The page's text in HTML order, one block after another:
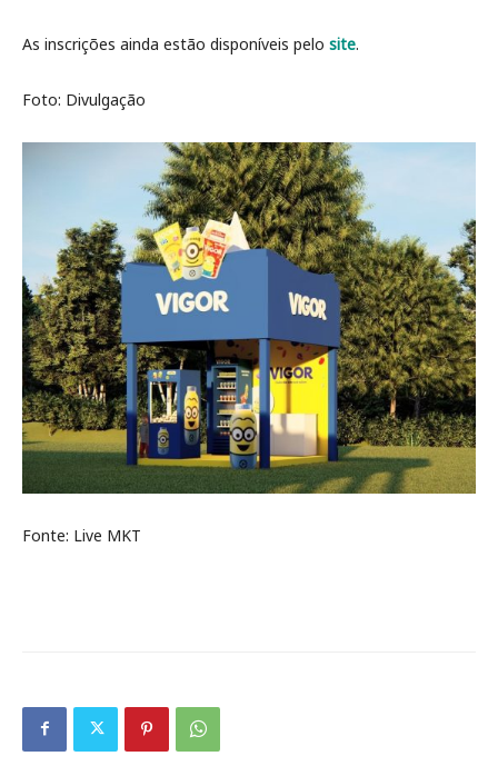
As inscrições ainda estão disponíveis pelo site.
Foto: Divulgação
Fonte: Live MKT